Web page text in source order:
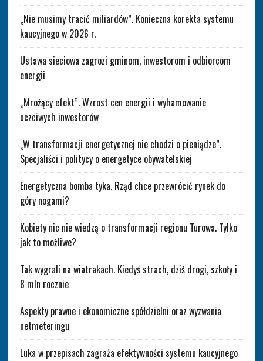
„Nie musimy tracić miliardów”. Konieczna korekta systemu
kaucyjnego w 2026 r.
Ustawa sieciowa zagrozi gminom, inwestorom i odbiorcom
energii
„Mrożący efekt”. Wzrost cen energii i wyhamowanie
uczciwych inwestorów
„W transformacji energetycznej nie chodzi o pieniądze”.
Specjaliści i politycy o energetyce obywatelskiej
Energetyczna bomba tyka. Rząd chce przewrócić rynek do
góry nogami?
Kobiety nic nie wiedzą o transformacji regionu Turowa. Tylko
jak to możliwe?
Tak wygrali na wiatrakach. Kiedyś strach, dziś drogi, szkoły i
8 mln rocznie
Aspekty prawne i ekonomiczne spółdzielni oraz wyzwania
netmeteringu
Luka w przepisach zagraża efektywności systemu kaucyjnego